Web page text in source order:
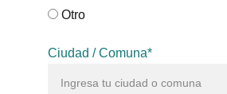
Otro
Ciudad / Comuna*